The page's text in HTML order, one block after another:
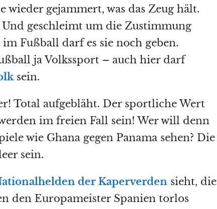
wieder gejammert, was das Zeug hält.
geschleimt um die Zustimmung
im Fußball darf es sie noch geben.
ja Volkssport – auch hier darf
sein.
Total aufgebläht. Der sportliche Wert
im freien Fall sein! Wer will denn
wie Ghana gegen Panama sehen? Die
sein.
der Kaperverdensieht, die
den Europameister Spanien torlos